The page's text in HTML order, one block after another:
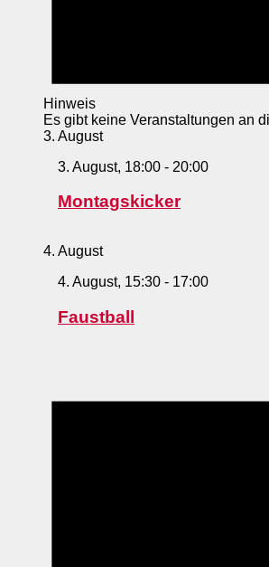
Hinweis
Es gibt keine Veranstaltungen an
3. August
3. August, 18:00 - 20:00
Montagskicker
4. August
4. August, 15:30 - 17:00
Faustball